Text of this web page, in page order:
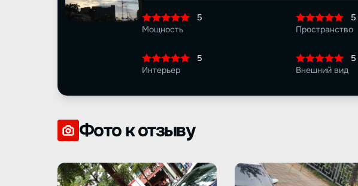
5
Мощность
5
Пространство
5
Интерьер
5
Внешний вид
Фото к отзыву